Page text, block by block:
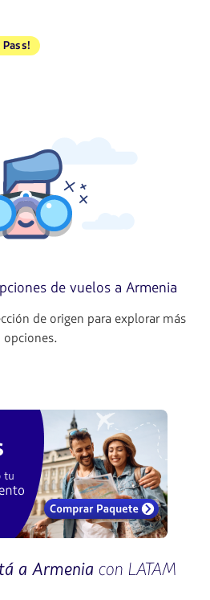
de vuelos a Armenia
de origen para explorar más
opciones.
a Armenia con LATAM